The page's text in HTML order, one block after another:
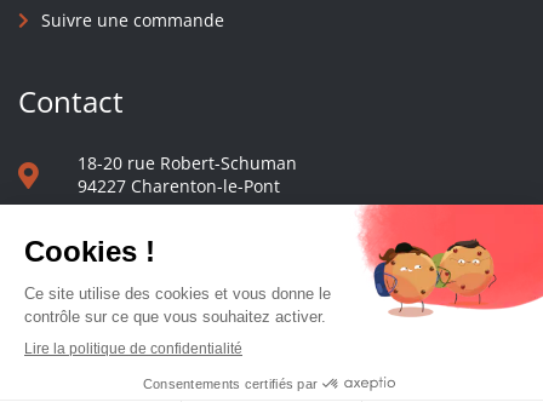
Suivre une commande
Contact
18-20 rue Robert-Schuman
94227 Charenton-le-Pont